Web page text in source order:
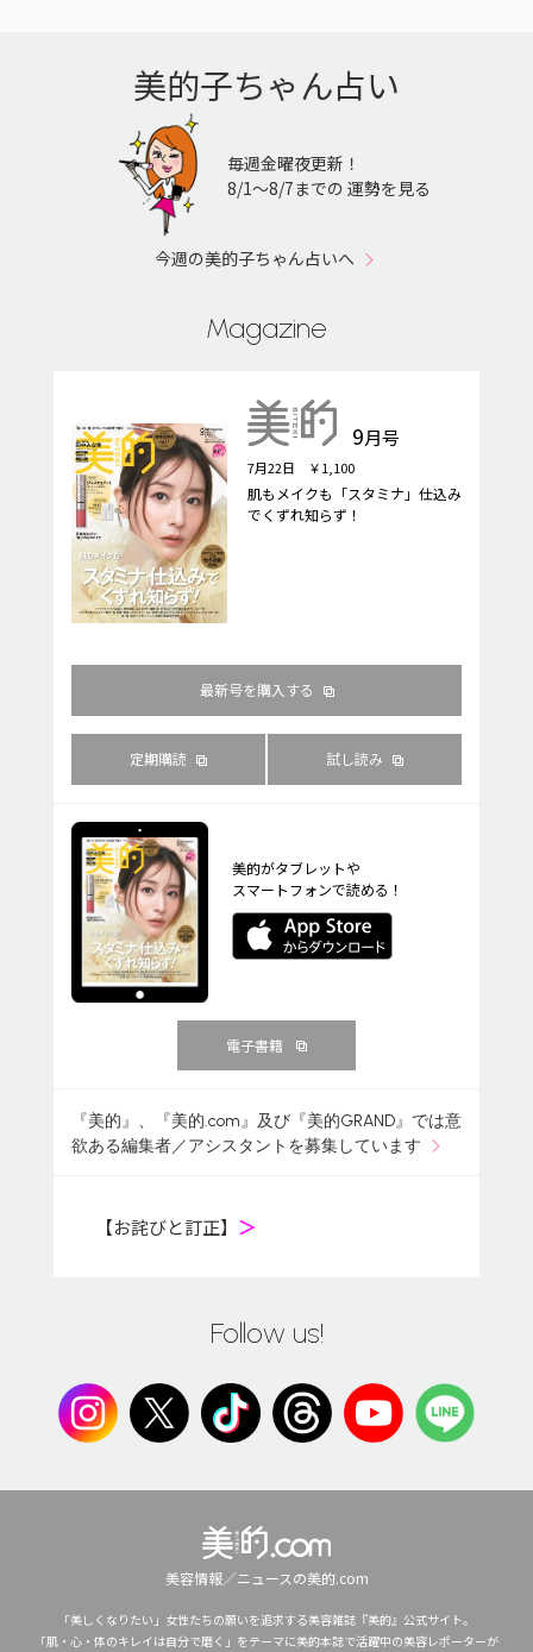
美的子ちゃん占い
毎週金曜夜更新！
8/1〜8/7までの 運勢を見る
今週の美的子ちゃん占いへ
Magazine
9月号
7月22日 ￥1,100
肌もメイクも「スタミナ」仕込み
でくずれ知らず！
最新号を購入する
定期購読 試し読み
美的がタブレットや
スマートフォンで読める！
電子書籍
『美的』、『美的.com』及び『美的GRAND』では意
欲ある編集者／アシスタントを募集しています
【お詫びと訂正】 ＞
Follow us!
美容情報／ニュースの美的.com
「美しくなりたい」女性たちの願いを追求する美容雑誌『美的』公式サイト。
「肌・心・体のキレイは自分で磨く」をテーマに美的本誌で活躍中の美容レポーターが